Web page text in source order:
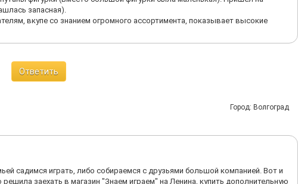
запасная).
вкупе со знанием огромного ассортимента, показывает высокие
Ответить
Город: Волгоград
садимся играть, либо собираемся с друзьями большой компанией. Вот и
заехать в магазин "Знаем играем" на Ленина, купить дополнительную